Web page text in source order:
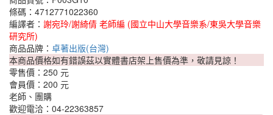
條碼：4712771022360
編譯者： 謝宛玲/謝綺倩 老師編 (國立中山大學音樂系/東吳大學音樂
研究所)
商品品牌： 卓著出版(台灣)
本商品價格如有錯誤茲以實體書店架上售價為準，敬請見諒！
零售價： 250 元
會員價： 200 元
老師、團購
歡迎電洽：04-22363857